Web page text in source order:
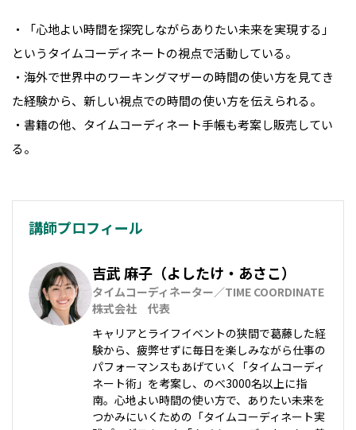
・「心地よい時間を探究しながらありたい未来を実現する」
というタイムコーディネートの視点で活動している。
・海外で世界中のワーキングマザーの時間の使い方を見てき
た経験から、新しい視点での時間の使い方を伝えられる。
・書籍の他、タイムコーディネート手帳も考案し販売してい
る。
講師プロフィール
吉武 麻子（よしたけ・あさこ）
タイムコーディネーター／TIME COORDINATE
株式会社　代表
キャリアとライフイベントの狭間で葛藤した経
験から、疲弊せずに毎日を楽しみながら仕事の
パフォーマンスもあげていく「タイムコーディ
ネート術」を考案し、のべ3000名以上に指
南。心地よい時間の使い方で、ありたい未来を
つかみにいくための「タイムコーディネート実